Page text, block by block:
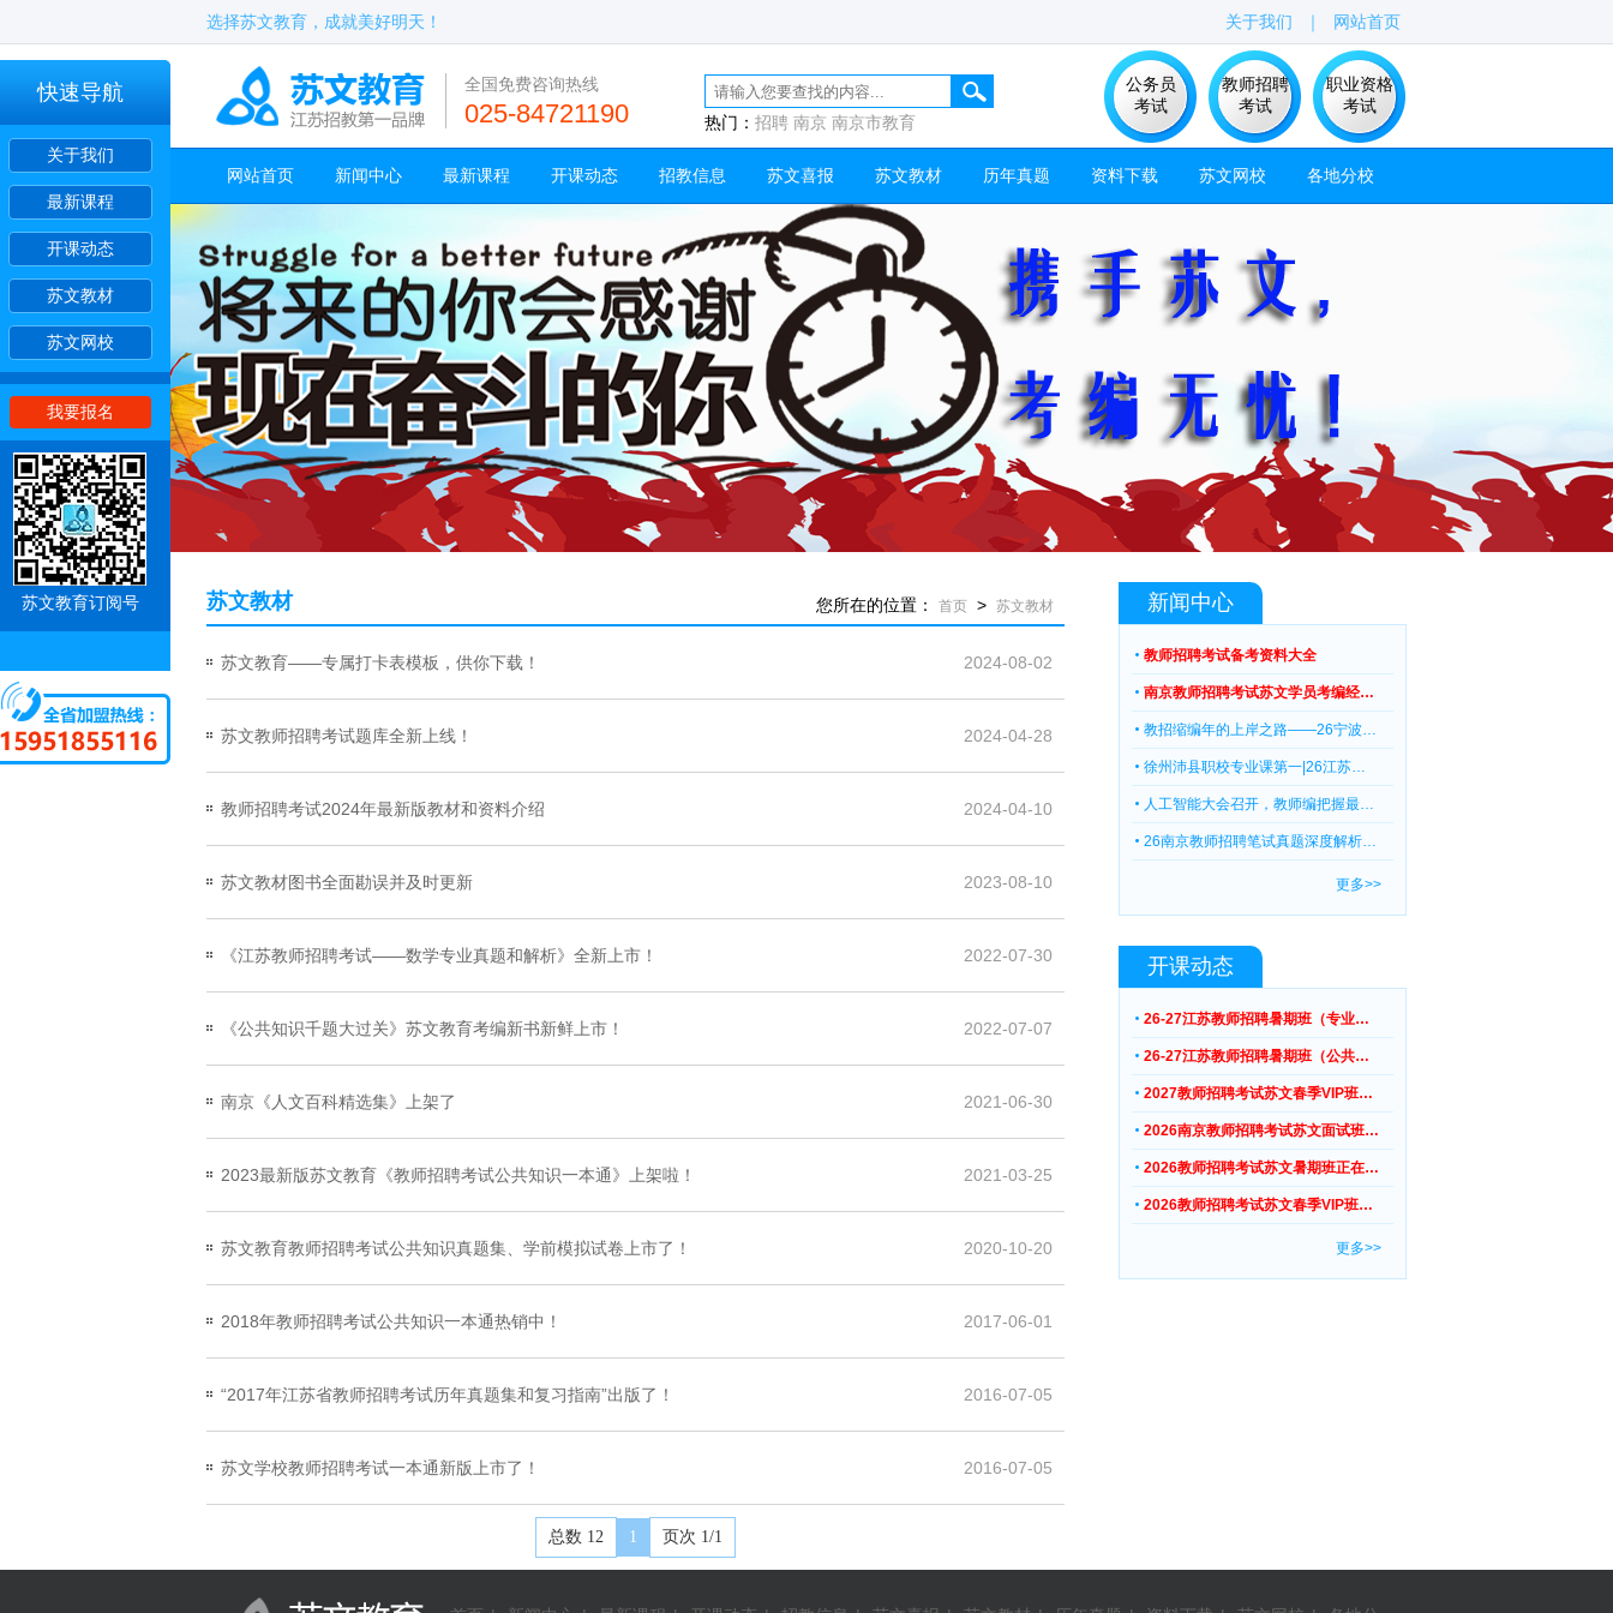
快速导航
关于我们
最新课程
开课动态
苏文教材
苏文网校
我要报名
苏文教育订阅号
选择苏文教育，成就美好明天！ 网站首页
｜
关于我们
全国免费咨询热线
025-84721190 热门： 招聘 南京 南京市教育
公务员
考试
教师招聘
考试
职业资格
考试
网站首页 新闻中心 最新课程 开课动态 招教信息 苏文喜报 苏文教材 历年真题 资料下载 苏文网校 各地分校
苏文教材 您所在的位置： 首页 > 苏文教材
苏文教育——专属打卡表模板，供你下载！ 2024-08-02
苏文教师招聘考试题库全新上线！ 2024-04-28
教师招聘考试2024年最新版教材和资料介绍 2024-04-10
苏文教材图书全面勘误并及时更新 2023-08-10
《江苏教师招聘考试——数学专业真题和解析》全新上市！ 2022-07-30
《公共知识千题大过关》苏文教育考编新书新鲜上市！ 2022-07-07
南京《人文百科精选集》上架了 2021-06-30
2023最新版苏文教育《教师招聘考试公共知识一本通》上架啦！ 2021-03-25
苏文教育教师招聘考试公共知识真题集、学前模拟试卷上市了！ 2020-10-20
2018年教师招聘考试公共知识一本通热销中！ 2017-06-01
“2017年江苏省教师招聘考试历年真题集和复习指南”出版了！ 2016-07-05
苏文学校教师招聘考试一本通新版上市了！ 2016-07-05
总数 12 1 页次 1/1
新闻中心
教师招聘考试备考资料大全
南京教师招聘考试苏文学员考编经…
教招缩编年的上岸之路——26宁波…
徐州沛县职校专业课第一|26江苏…
人工智能大会召开，教师编把握最…
26南京教师招聘笔试真题深度解析…
更多>>
开课动态
26-27江苏教师招聘暑期班（专业…
26-27江苏教师招聘暑期班（公共…
2027教师招聘考试苏文春季VIP班…
2026南京教师招聘考试苏文面试班…
2026教师招聘考试苏文暑期班正在…
2026教师招聘考试苏文春季VIP班…
更多>>